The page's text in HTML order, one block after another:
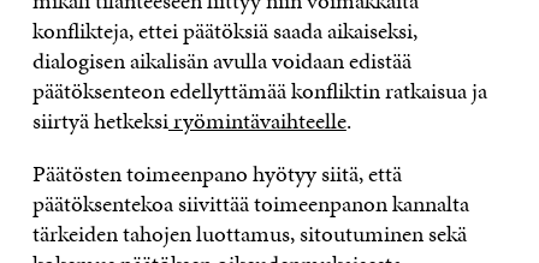
konflikteja, ettei päätöksiä saada aikaiseksi,
dialogisen aikalisän avulla voidaan edistää
päätöksenteon edellyttämää konfliktin ratkaisua ja
siirtyä hetkeksiryömintävaihteelle.
Päätösten toimeenpano hyötyy siitä, että
päätöksentekoa siivittää toimeenpanon kannalta
tärkeiden tahojen luottamus, sitoutuminen sekä